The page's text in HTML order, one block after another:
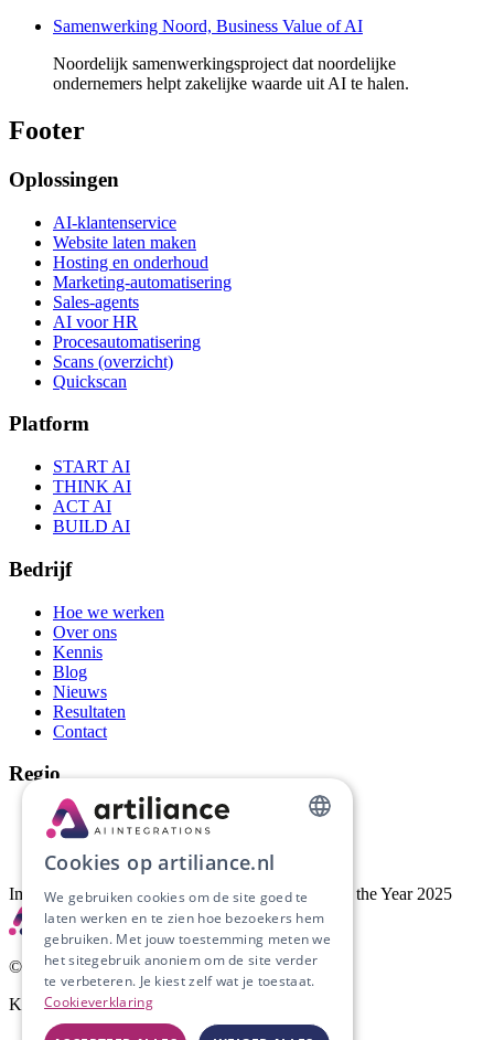
Samenwerking Noord, Business Value of AI
Noordelijk samenwerkingsproject dat noordelijke
ondernemers helpt zakelijke waarde uit AI te halen.
Footer
Oplossingen
AI-klantenservice
Website laten maken
Hosting en onderhoud
Marketing-automatisering
Sales-agents
AI voor HR
Procesautomatisering
Scans (overzicht)
Quickscan
Platform
START AI
THINK AI
ACT AI
BUILD AI
Bedrijf
Hoe we werken
Over ons
Kennis
Blog
Nieuws
Resultaten
Contact
Regio
AI-automatisering Groningen
AI-automatisering Drenthe
AI-automatisering Friesland
Implementatiepartner van Artific, AI Company of the Year 2025
© 2026Artiliance. Alle rechten voorbehouden.
KvK53204441· BTW
Cookies op artiliance.nl
We gebruiken cookies om de site goed te
laten werken en te zien hoe bezoekers hem
gebruiken. Met jouw toestemming meten we
het sitegebruik anoniem om de site verder
te verbeteren. Je kiest zelf wat je toestaat.
Cookieverklaring